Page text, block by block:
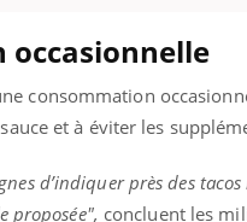
occasionnelle
consommation
et à éviter les
d’indiquer près des
proposée", concluent les